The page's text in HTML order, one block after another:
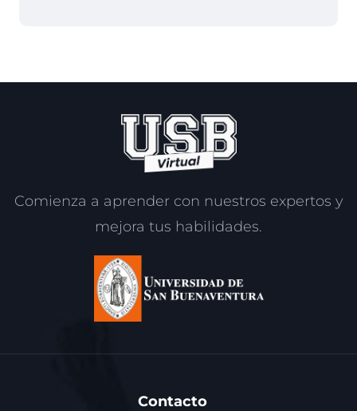
Comienza a aprender con nuestros expertos y
mejora tus habilidades.
Contacto